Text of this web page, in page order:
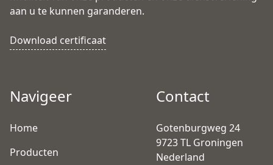
aan u te kunnen garanderen.
Download certificaat
Navigeer
Home
Producten
Contact
Gotenburgweg 24
9723 TL Groningen
Nederland